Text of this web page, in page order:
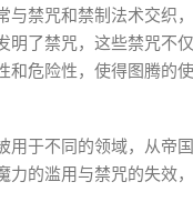
与禁咒和禁制法术交织
明了禁咒，这些禁咒不
和危险性，使得图腾的
用于不同的领域，从帝
力的滥用与禁咒的失效